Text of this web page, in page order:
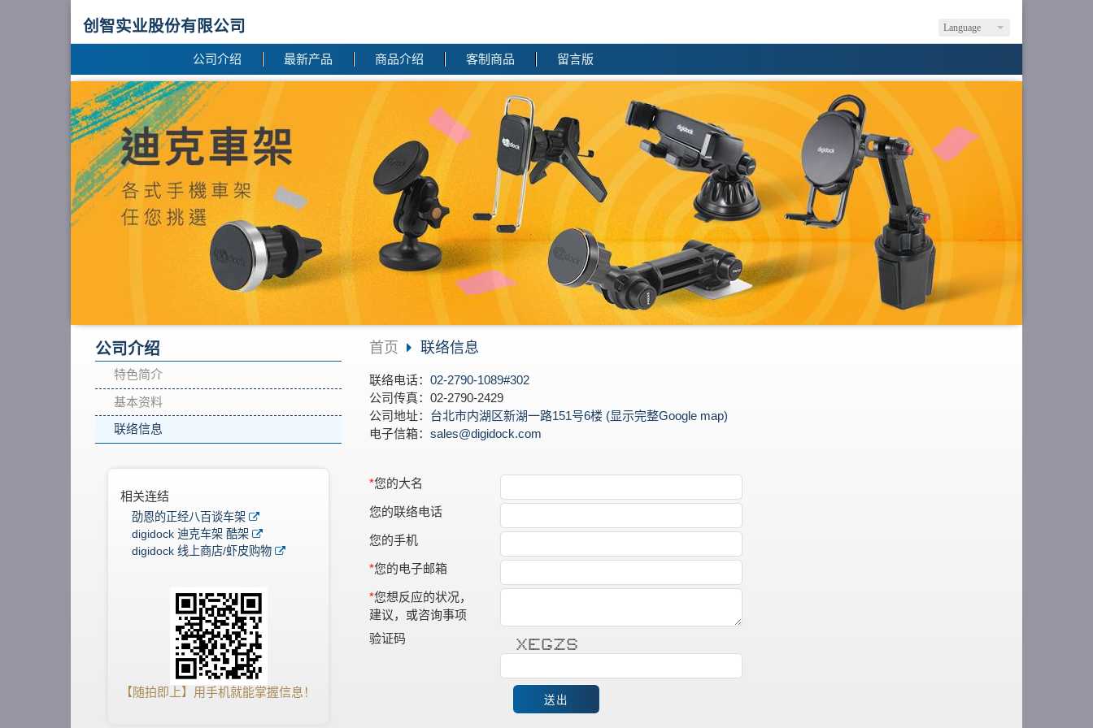
Language
创智实业股份有限公司
公司介绍 最新产品 商品介绍 客制商品 留言版
公司介绍
特色简介
基本资料
联络信息
相关连结
劭恩的正经八百谈车架
digidock 迪克车架 酷架
digidock 线上商店/虾皮购物
【随拍即上】用手机就能掌握信息！
首页 联络信息
联络电话： 02-2790-1089#302
公司传真：02-2790-2429
公司地址： 台北市内湖区新湖一路151号6楼 (显示完整Google map)
电子信箱： sales@digidock.com
*您的大名
您的联络电话
您的手机
*您的电子邮箱
*您想反应的状况，
建议，或咨询事项
验证码
* * ******* ***** ******* *****
* * * * * * * *
* * * * * *
* **** * * *****
* * * * *** * *
* * * * * * * *
* * ******* ***** ******* *****